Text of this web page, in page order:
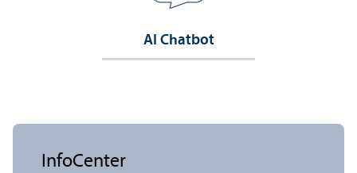
AI Chatbot
InfoCenter